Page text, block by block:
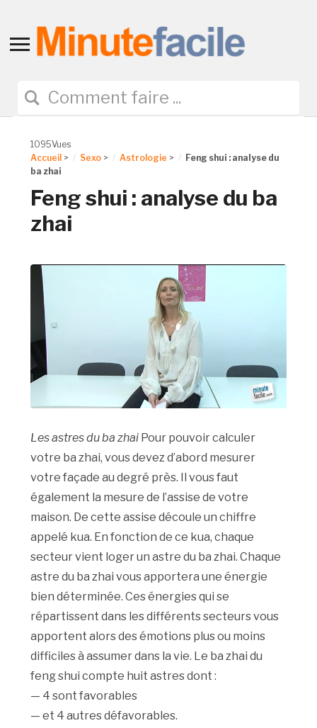
Toggle
navigation
1095Vues
Accueil > Sexo > Astrologie >
Feng shui : analyse du
ba zhai
Feng shui : analyse du ba
zhai
Les astres du ba zhai Pour pouvoir calculer
votre ba zhai, vous devez d’abord mesurer
votre façade au degré près. Il vous faut
également la mesure de l’assise de votre
maison. De cette assise découle un chiffre
appelé kua. En fonction de ce kua, chaque
secteur vient loger un astre du ba zhai. Chaque
astre du ba zhai vous apportera une énergie
bien déterminée. Ces énergies qui se
répartissent dans les différents secteurs vous
apportent alors des émotions plus ou moins
difficiles à assumer dans la vie. Le ba zhai du
feng shui compte huit astres dont :
— 4 sont favorables
— et 4 autres défavorables.